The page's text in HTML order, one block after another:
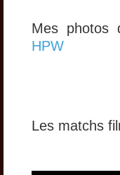
Mes photos
HPW
Les matchs